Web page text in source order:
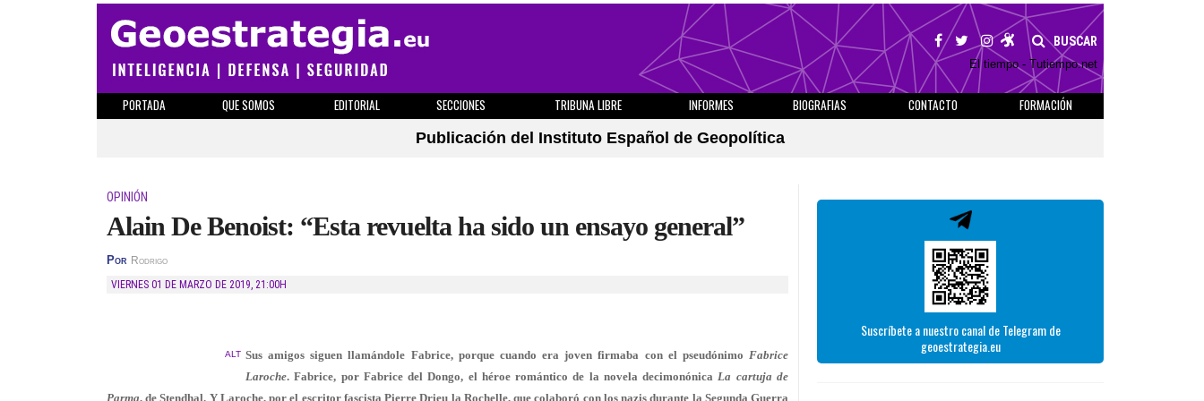
BUSCAR
El tiempo - Tutiempo.net
PORTADA QUE SOMOS EDITORIAL SECCIONES TRIBUNA LIBRE INFORMES BIOGRAFIAS CONTACTO
FORMACIÓN
Publicación del Instituto Español de Geopolítica
OPINIÓN
Alain De Benoist: “Esta revuelta ha sido un ensayo general”
Por Rodrigo
VIERNES 01 DE MARZO DE 2019, 21:00H
ALT Sus amigos siguen llamándole Fabrice, porque cuando era joven firmaba con el pseudónimo Fabrice
Laroche. Fabrice, por Fabrice del Dongo, el héroe romántico de la novela decimonónicaLa cartuja de
Parma, de Stendhal. Y Laroche, por el escritor fascista Pierre Drieu la Rochelle, que colaboró con los nazis durante la Segunda Guerra
Suscríbete a nuestro canal de Telegram de
geoestrategia.eu